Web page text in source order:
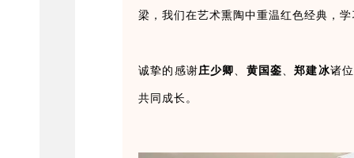
梁，我们在艺术熏陶中重温红色经典，
诚挚的感谢庄少卿、 黄国銮、郑建冰诸
共同成长。